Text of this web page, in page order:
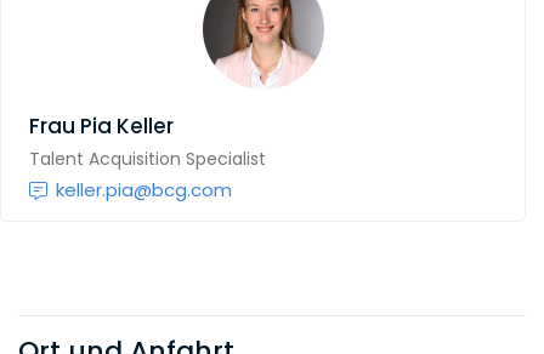
Frau Pia Keller
Talent Acquisition Specialist
keller.pia@bcg.com